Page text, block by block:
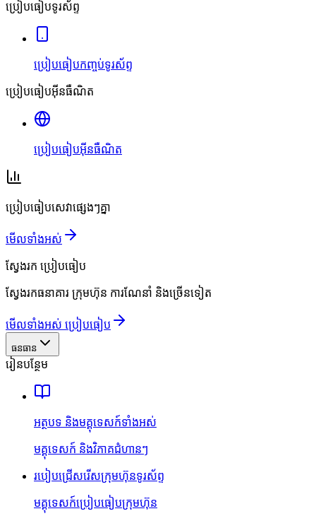
ប្រៀបធៀបទូរស័ព្ទ
ប្រៀបធៀបកញ្ចប់ទូរស័ព្ទ
ប្រៀបធៀបអ៊ីនធឺណិត
ប្រៀបធៀបអ៊ីនធឺណិត
ប្រៀបធៀបសេវាផ្សេងៗគ្នា
មើលទាំងអស់
ស្វែងរក ប្រៀបធៀប
ស្វែងរកធនាគារ ក្រុមហ៊ុន ការណែនាំ និងច្រើនទៀត
មើលទាំងអស់ ប្រៀបធៀប
ធនធាន
រៀនបន្ថែម
អត្ថបទ និងមគ្គុទេសក៍ទាំងអស់
មគ្គុទេសក៍ និងវិភាគជំហានៗ
របៀបជ្រើសរើសក្រុមហ៊ុនទូរស័ព្ទ
មគ្គុទេសក៍ប្រៀបធៀបក្រុមហ៊ុន